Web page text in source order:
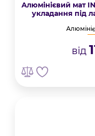
Алюмінієвий мат
укладання під
від